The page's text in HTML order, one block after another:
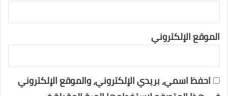
الموقع الإلكتروني
احفظ اسمي، بريدي الإلكتروني، والموقع الإلكتروني